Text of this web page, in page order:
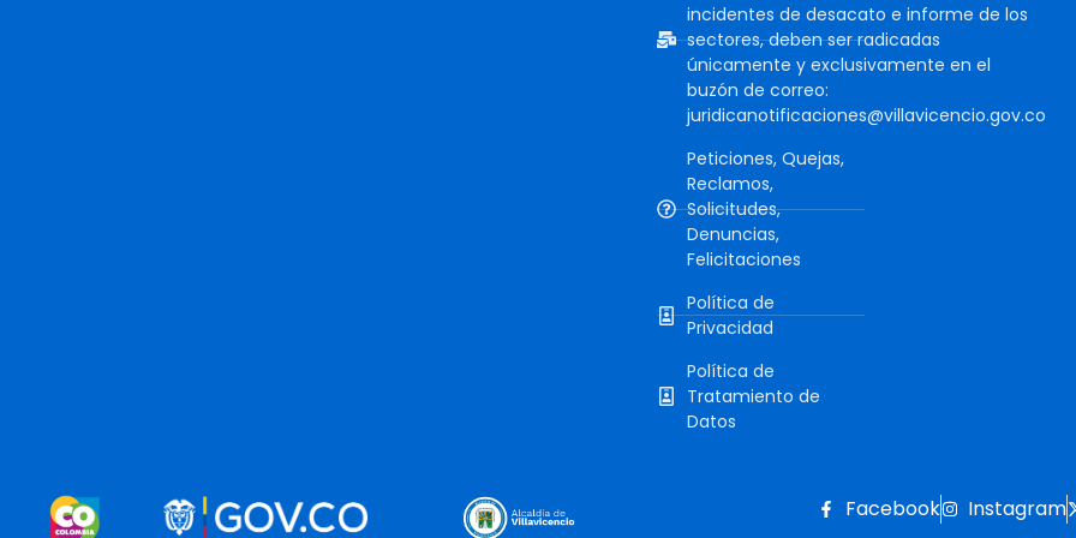
incidentes de desacato e informe de los
sectores, deben ser radicadas
únicamente y exclusivamente en el
buzón de correo:
juridicanotificaciones@villavicencio.gov.co
Peticiones, Quejas,
Reclamos,
Solicitudes,
Denuncias,
Felicitaciones
Política de
Privacidad
Política de
Tratamiento de
Datos
Facebook Instagram